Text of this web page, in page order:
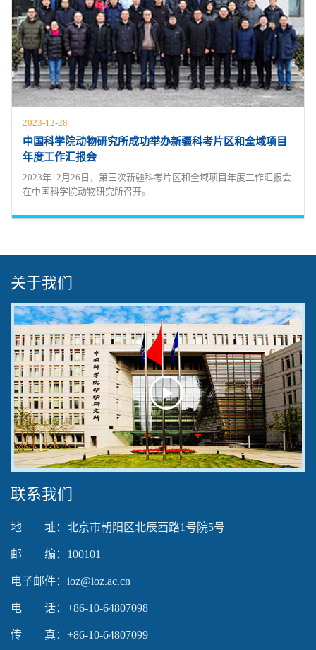
2023-12-28
中国科学院动物研究所成功举办新疆科考片区和全域项目
年度工作汇报会
2023年12月26日，第三次新疆科考片区和全域项目年度工作汇报会
在中国科学院动物研究所召开。
关于我们
Play
Video
联系我们
地 址：北京市朝阳区北辰西路1号院5号
邮 编：100101
电子邮件：ioz@ioz.ac.cn
电 话：+86-10-64807098
传 真：+86-10-64807099